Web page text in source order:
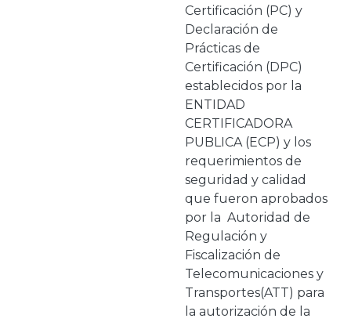
Certificación (PC) y
Declaración de
Prácticas de
Certificación (DPC)
establecidos por la
ENTIDAD
CERTIFICADORA
PUBLICA (ECP) y los
requerimientos de
seguridad y calidad
que fueron aprobados
por la Autoridad de
Regulación y
Fiscalización de
Telecomunicaciones y
Transportes(ATT) para
la autorización de la